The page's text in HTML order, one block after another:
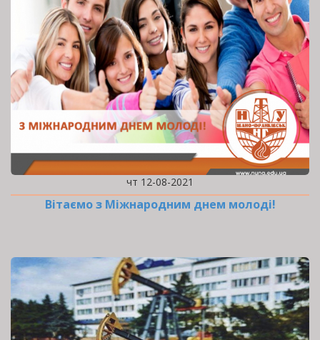
чт 12-08-2021
Вітаємо з Міжнародним днем молоді!